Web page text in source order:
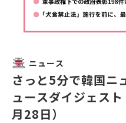
ニュース
さっと5分で韓国ニ
ュースダイジェス
月28日）